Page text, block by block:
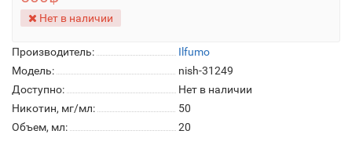
Производитель:
Ilfumo
Модель:
nish-31249
Доступно:
Нет в наличии
Никотин, мг/мл:
50
Объем, мл:
20
Нет в наличии